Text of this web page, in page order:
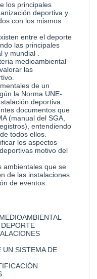
los principales
deportiva y
con los mismos
entre el deporte
las principales
mundial .
medioambiental
las
de un
la Norma UNE-
deportiva.
documentos que
(manual del SGA,
entendiendo
todos ellos.
los aspectos
motivo del
que se
de las instalaciones
de eventos.
UN SISTEMA DE